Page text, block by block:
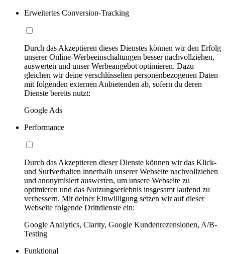
Erweitertes Conversion-Tracking
Durch das Akzeptieren dieses Dienstes können wir den Erfolg
unserer Online-Werbeeinschaltungen besser nachvollziehen,
auswerten und unser Werbeangebot optimieren. Dazu
gleichen wir deine verschlüsselten personenbezogenen Daten
mit folgenden externen Anbietenden ab, sofern du deren
Dienste bereits nutzt:
Google Ads
Performance
Durch das Akzeptieren dieser Dienste können wir das Klick-
und Surfverhalten innerhalb unserer Webseite nachvollziehen
und anonymisiert auswerten, um unsere Webseite zu
optimieren und das Nutzungserlebnis insgesamt laufend zu
verbessern. Mit deiner Einwilligung setzen wir auf dieser
Webseite folgende Drittdienste ein:
Google Analytics, Clarity, Google Kundenrezensionen, A/B-
Testing
Funktional